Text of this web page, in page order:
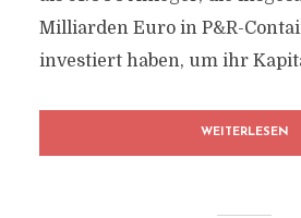
Milliarden Euro in P&R-
investiert haben, um ihr
WEITERLESEN